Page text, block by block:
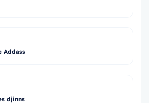
Addass
djinns